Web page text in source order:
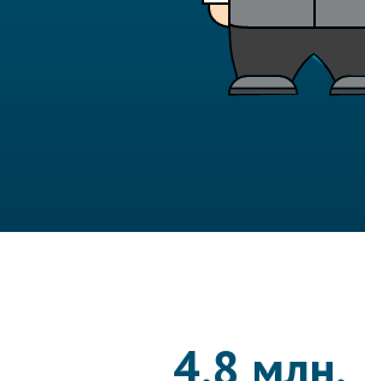
4.8 млн.